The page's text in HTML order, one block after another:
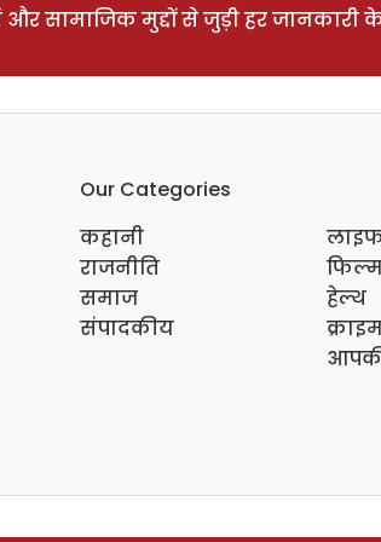
सामाजिक मुद्दों से जुड़ी हर जानकारी
Our Categories
कहानी
राजनीति
समाज
संपादकीय
हेल्थ